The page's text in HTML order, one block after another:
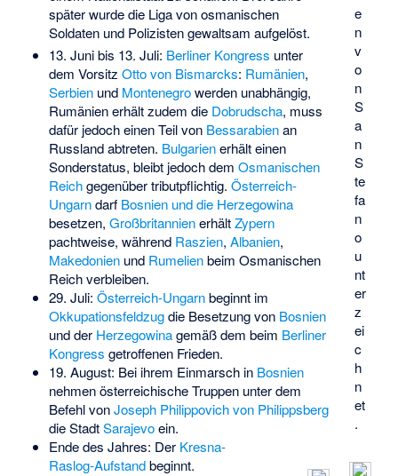
e
n
v
o
n
S
a
n
S
te
fa
n
o
u
nt
er
z
ei
c
h
n
et
.
später wurde die Liga von osmanischen
Soldaten und Polizisten gewaltsam aufgelöst.
13. Juni bis 13. Juli: Berliner Kongress unter
dem Vorsitz Otto von Bismarcks: Rumänien,
Serbienund Montenegrowerden unabhängig,
Rumänien erhält zudem die Dobrudscha, muss
dafür jedoch einen Teil von Bessarabienan
Russland abtreten. Bulgarienerhält einen
Sonderstatus, bleibt jedoch dem Osmanischen
Reichgegenüber tributpflichtig. Österreich-
Ungarndarf Bosnien und die Herzegowina
besetzen, GroßbritannienerhältZypern
pachtweise, während Raszien, Albanien,
Makedonienund Rumelienbeim Osmanischen
Reich verbleiben.
29. Juli: Österreich-Ungarnbeginnt im
Okkupationsfeldzugdie Besetzung von Bosnien
und der Herzegowinagemäß dem beim Berliner
Kongress getroffenen Frieden.
19. August: Bei ihrem Einmarsch in Bosnien
nehmen österreichische Truppen unter dem
Befehl vonJoseph Philippovich von Philippsberg
die StadtSarajevoein.
Ende des Jahres: Der Kresna-
Raslog-Aufstandbeginnt.